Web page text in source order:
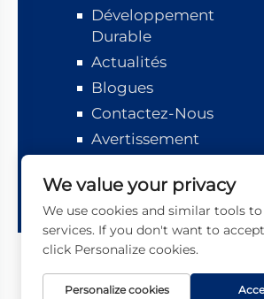
Développement
Durable
Actualités
Blogues
Contactez-Nous
Avertissement
We value your privacy
We use cookies and similar tools
services. If you don't want to
click Personalize cookies.
Personalize cookies